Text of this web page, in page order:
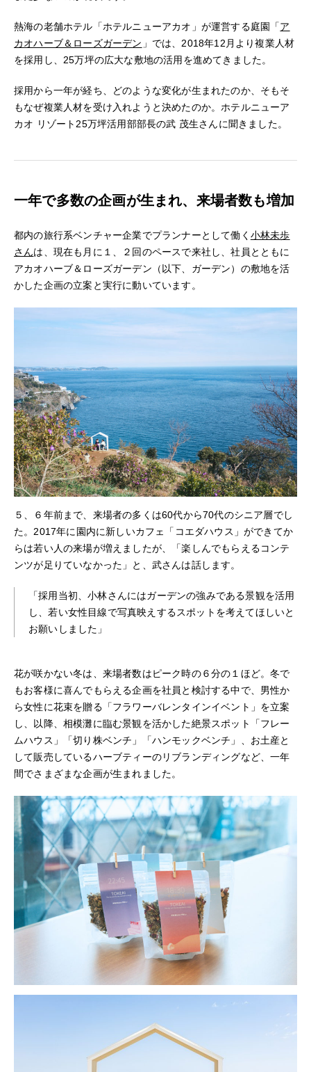
熱海の老舗ホテル「ホテルニューアカオ」が運営する庭園「ア
カオハーブ＆ローズガーデン 」では、2018年12月より複業人材
を採用し、25万坪の広大な敷地の活用を進めてきました。
採用から一年が経ち、どのような変化が生まれたのか、そもそ
もなぜ複業人材を受け入れようと決めたのか。ホテルニューア
カオ リゾート25万坪活用部部長の武 茂生さんに聞きました。
一年で多数の企画が生まれ、来場者数も増加
都内の旅行系ベンチャー企業でプランナーとして働く 小林未歩
さんは、現在も月に１、２回のペースで来社し、社員とともに
アカオハーブ＆ローズガーデン（以下、ガーデン）の敷地を活
かした企画の立案と実行に動いています。
５、６年前まで、来場者の多くは60代から70代のシニア層でし
た。2017年に園内に新しいカフェ「コエダハウス」ができてか
らは若い人の来場が増えましたが、「楽しんでもらえるコンテ
ンツが足りていなかった」と、武さんは話します。
「採用当初、小林さんにはガーデンの強みである景観を活用
し、若い女性目線で写真映えするスポットを考えてほしいと
お願いしました」
花が咲かない冬は、来場者数はピーク時の６分の１ほど。冬で
もお客様に喜んでもらえる企画を社員と検討する中で、男性か
ら女性に花束を贈る「フラワーバレンタインイベント」を立案
し、以降、相模灘に臨む景観を活かした絶景スポット「フレー
ムハウス」「切り株ベンチ」「ハンモックベンチ」、お土産と
して販売しているハーブティーのリブランディングなど、一年
間でさまざまな企画が生まれました。